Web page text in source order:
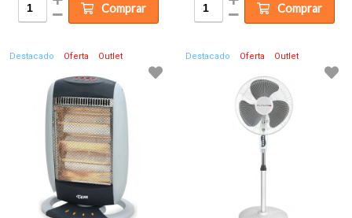
Comprar Comprar
Destacado Oferta Outlet Destacado Oferta Outlet